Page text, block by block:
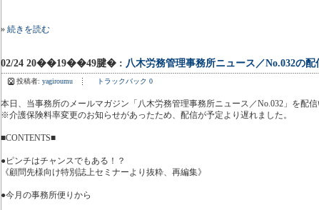
» 続きを読む
02/24 20��19��49腱� : 八木労務管理事務所ニュース／No.032の配
投稿者: yagiroumu トラックバック 0
本日、当事務所のメールマガジン「八木労務管理事務所ニュース／No.032」を配信
※介護保険料率変更のお知らせがあったため、配信が予定より遅れました。
■CONTENTS■
●ピンチはチャンスでもある！？
《顧問先様向け特別誌上セミナーより抜粋、再編集》
●今月の事務所便りから